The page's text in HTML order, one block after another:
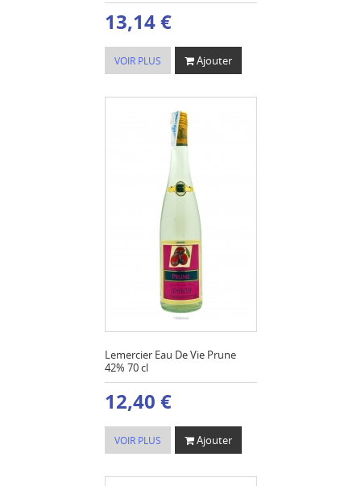
13,14 €
VOIR PLUS Ajouter
Lemercier Eau De Vie Prune
42% 70 cl
12,40 €
VOIR PLUS Ajouter